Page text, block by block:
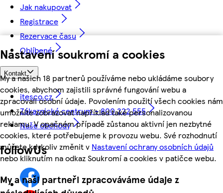
Nastavení soukromí a cookies
My a našich 18 partnerů používáme nebo ukládáme soubory
cookies, abychom zajistili správné fungování webu a
zpracovali osobní údaje. Povolením použití všech cookies nám
umožníte zobrazovat například také personalizovanou
reklamu. V opačném případě zůstanou aktivní jen nezbytné
cookies, které potřebujeme k provozu webu. Své rozhodnutí
můžete kdykoliv změnit v Nastavení ochrany osobních údajů
nebo kliknutím na odkaz Soukromí a cookies v patičce webu.
My a naši partneři zpracováváme údaje z
Jak nakupovat
Registrace
Rezervace času
Oblíbené
Kontakt
itesco.cz
Zákaznické centrum - 800 222 555
Naše obchody
followUs